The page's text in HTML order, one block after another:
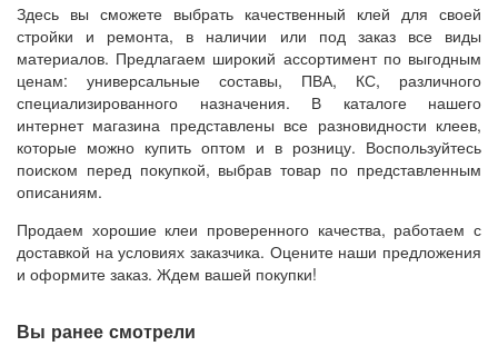
Здесь вы сможете выбрать качественный клей для своей
стройки и ремонта, в наличии или под заказ все виды
материалов. Предлагаем широкий ассортимент по выгодным
ценам: универсальные составы, ПВА, КС, различного
специализированного назначения. В каталоге нашего
интернет магазина представлены все разновидности клеев,
которые можно купить оптом и в розницу. Воспользуйтесь
поиском перед покупкой, выбрав товар по представленным
описаниям.
Продаем хорошие клеи проверенного качества, работаем с
доставкой на условиях заказчика. Оцените наши предложения
и оформите заказ. Ждем вашей покупки!
Вы ранее смотрели